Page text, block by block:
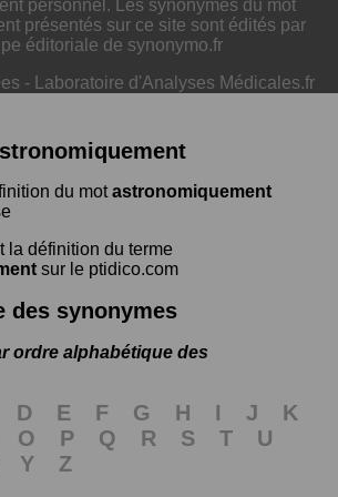
personnel. Les synonymes du mot
présentés sur ce site sont édités par
éditoriale de synonymo.fr
- Laboratoire d'Analyses Médicales.fr
du motastronomiquement
la définition du terme
sur le ptidico.com
des synonymes
ordre alphabétique des
D E F G H I J
K
O P Q R S T
U
Y
Z